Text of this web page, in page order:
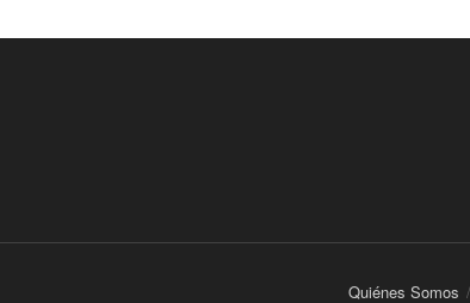
Quiénes Somos